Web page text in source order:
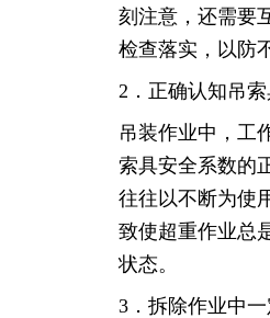
刻注意，还需要
检查落实，以防
2．正确认知吊
吊装作业中，工
索具安全系数的
往往以不断为使
致使超重作业总
状态。
3．拆除作业中